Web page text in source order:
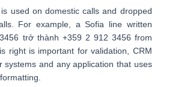
is used on domestic calls and dropped
For example, a Sofia line written
trở thành +359 2 912 3456 from
right is important for validation, CRM
systems and any application that uses